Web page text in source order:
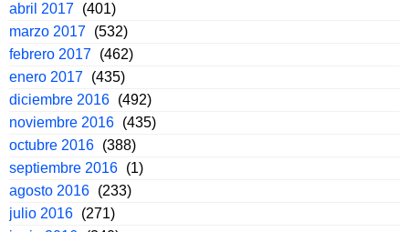
abril 2017 (401)
marzo 2017 (532)
febrero 2017 (462)
enero 2017 (435)
diciembre 2016 (492)
noviembre 2016 (435)
octubre 2016 (388)
septiembre 2016 (1)
agosto 2016 (233)
julio 2016 (271)